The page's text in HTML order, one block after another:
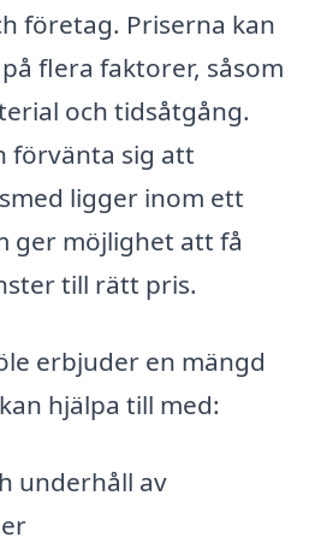
företag. Priserna kan
flera faktorer, såsom
och tidsåtgång.
förvänta sig att
ligger inom ett
ger möjlighet att få
till rätt pris.
erbjuder en mängd
hjälpa till med:
underhåll av